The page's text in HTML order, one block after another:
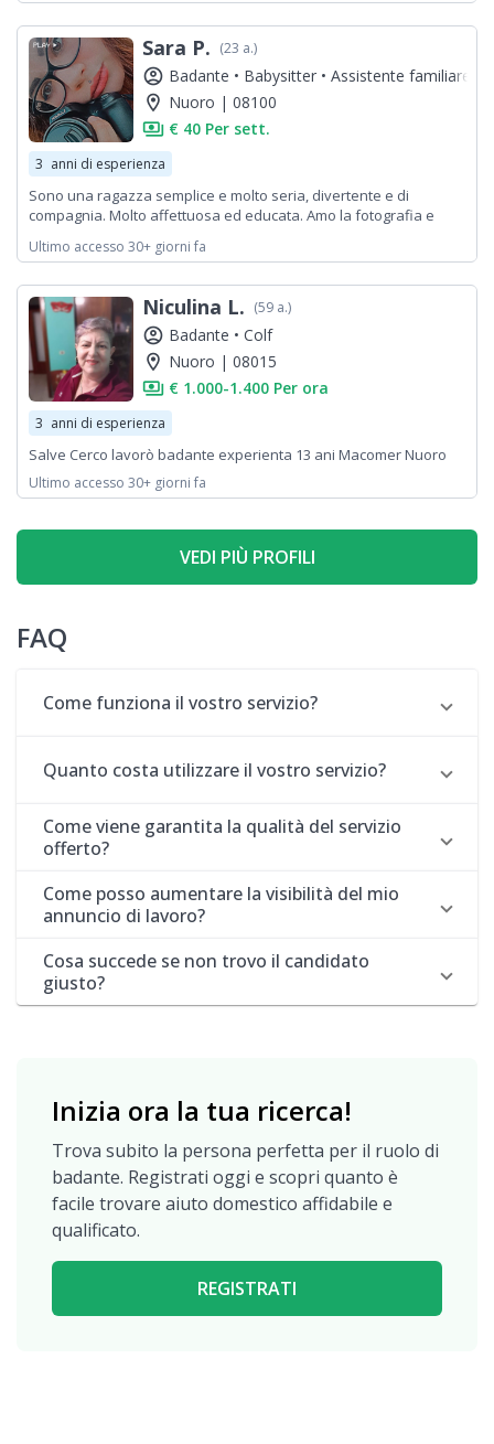
Sara P. (23 a.)
account_circle Badante • Babysitter • Assistente familiare
location_on Nuoro | 08100
payments € 40 Per sett.
3 anni di esperienza
Sono una ragazza semplice e molto seria, divertente e di
compagnia. Molto affettuosa ed educata. Amo la fotografia e
Ultimo accesso 30+ giorni fa
Niculina L. (59 a.)
account_circle Badante • Colf
location_on Nuoro | 08015
payments € 1.000-1.400 Per ora
3 anni di esperienza
Salve Cerco lavorò badante experienta 13 ani Macomer Nuoro
Ultimo accesso 30+ giorni fa
VEDI PIÙ PROFILI
FAQ
Come funziona il vostro servizio?
Quanto costa utilizzare il vostro servizio?
Come viene garantita la qualità del servizio
offerto?
Come posso aumentare la visibilità del mio
annuncio di lavoro?
Cosa succede se non trovo il candidato
giusto?
Inizia ora la tua ricerca!
Trova subito la persona perfetta per il ruolo di
badante. Registrati oggi e scopri quanto è
facile trovare aiuto domestico affidabile e
qualificato.
REGISTRATI